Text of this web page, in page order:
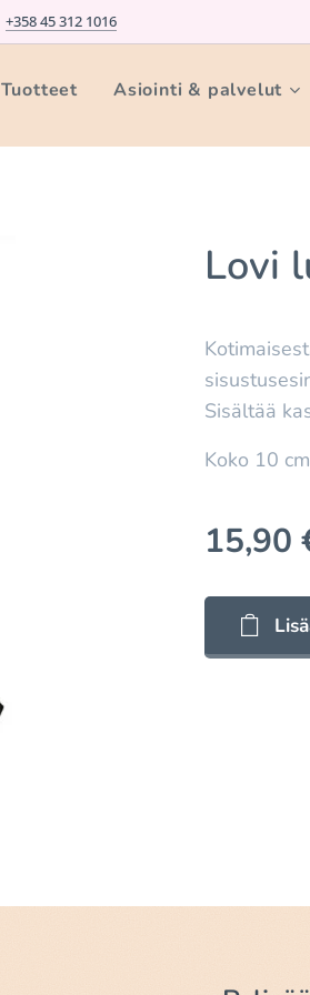
+358 45 312 1016
Tuotteet Asiointi & palvelut
Lovi
Sisältää
Koko 10 cm
15,90